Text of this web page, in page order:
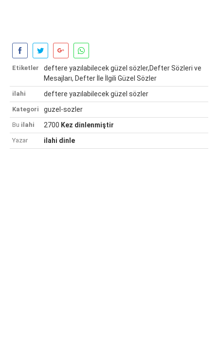
Etiketler
deftere yazılabilecek güzel sözler,Defter Sözleri ve
Mesajları, Defter İle İlgili Güzel Sözler
ilahi deftere yazılabilecek güzel sözler
Kategori guzel-sozler
Bu ilahi 2700 Kez dinlenmiştir
Yazar ilahi dinle